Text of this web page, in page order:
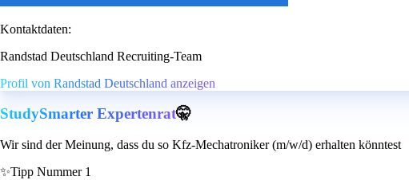
Kontaktdaten:
Randstad Deutschland Recruiting-Team
Profil von Randstad Deutschland anzeigen
StudySmarter Expertenrat🤫
Wir sind der Meinung, dass du so Kfz-Mechatroniker (m/w/d) erhalten könntest
✨Tipp Nummer 1